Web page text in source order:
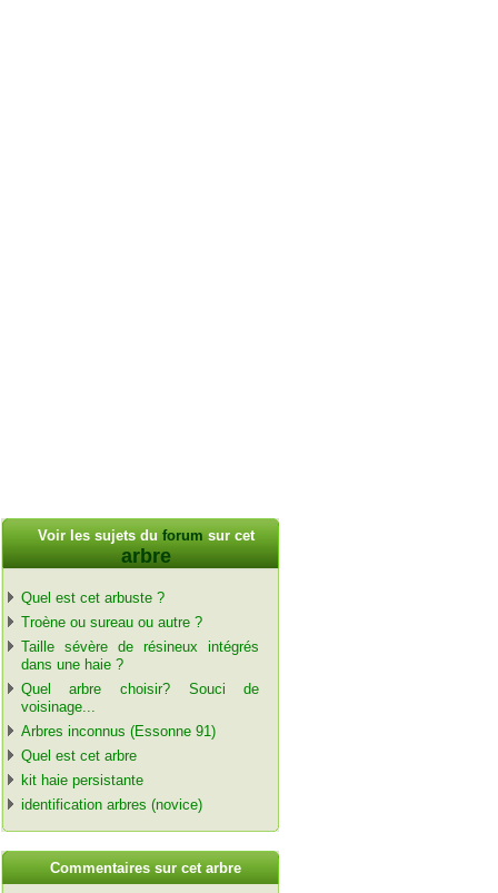
Voir les sujets du forum sur cet
arbre
Quel est cet arbuste ?
Troène ou sureau ou autre ?
Taille sévère de résineux intégrés
dans une haie ?
Quel arbre choisir? Souci de
voisinage...
Arbres inconnus (Essonne 91)
Quel est cet arbre
kit haie persistante
identification arbres (novice)
Commentaires sur cet arbre